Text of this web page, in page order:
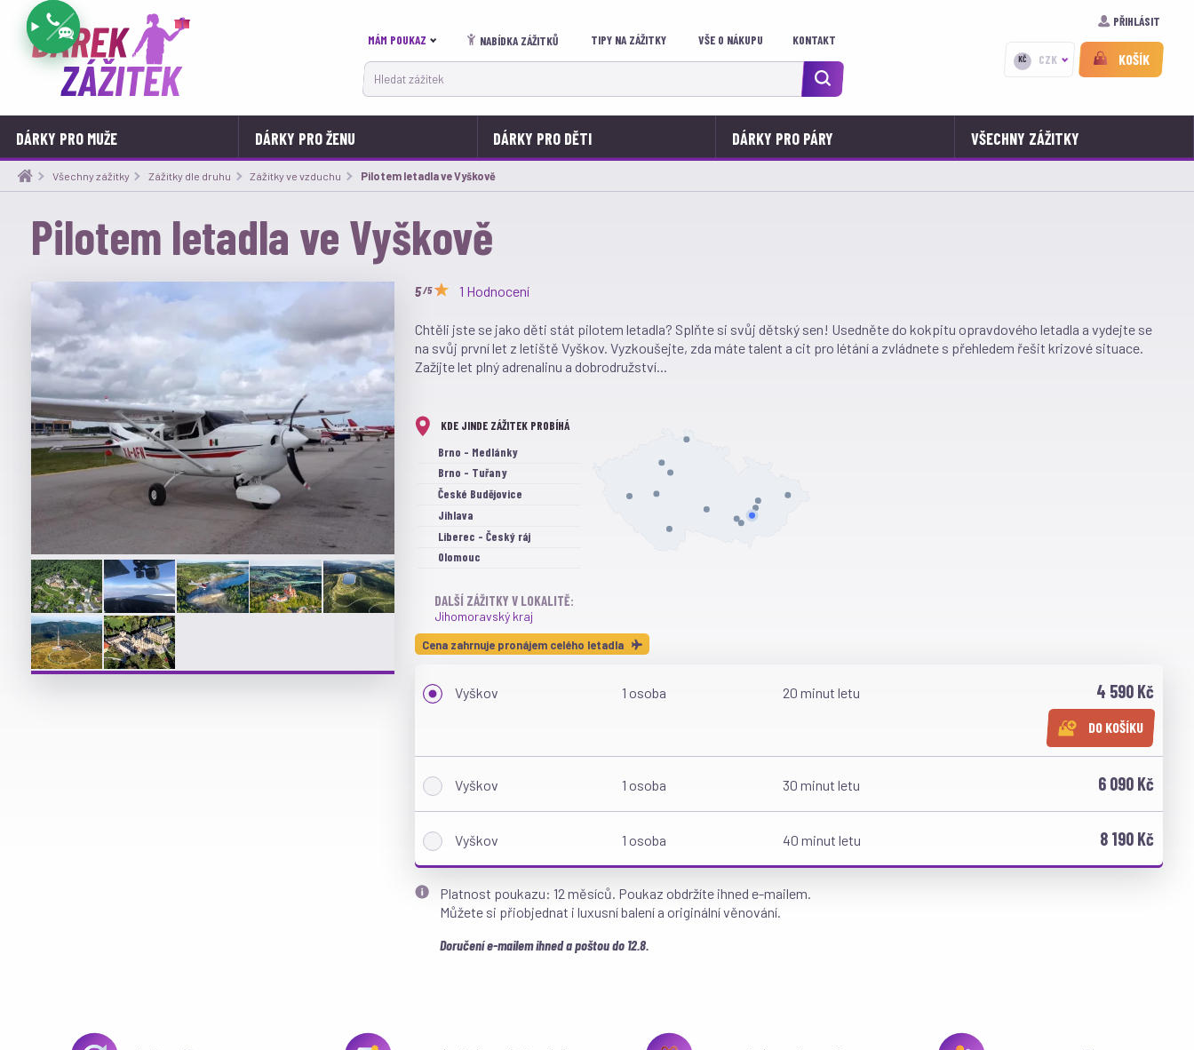
MÁM POUKAZ NABÍDKA ZÁŽITKŮ TIPY NA ZÁŽITKY VŠE O NÁKUPU KONTAKT
Hledat zážitek
PŘIHLÁSIT
KČ CZK KOŠÍK
DÁRKY PRO MUŽE DÁRKY PRO ŽENU DÁRKY PRO DĚTI DÁRKY PRO PÁRY VŠECHNY ZÁŽITKY
Všechny zážitky Zážitky dle druhu Zážitky ve vzduchu Aktuální:
Pilotem letadla ve Vyškově
Pilotem letadla ve Vyškově
/5 1 Hodnocení
Chtěli jste se jako děti stát pilotem letadla? Splňte si svůj dětský sen! Usedněte do kokpitu opravdového letadla a vydejte se
na svůj první let z letiště Vyškov. Vyzkoušejte, zda máte talent a cit pro létání a zvládnete s přehledem řešit krizové situace.
Zažíjte let plný adrenalinu a dobrodružství...
KDE JINDE ZÁŽITEK PROBÍHÁ
Brno - Medlánky
Brno - Tuřany
České Budějovice
Jihlava
Liberec - Český ráj
Olomouc
Plzeň
Praha
Příbram
Sazená
Vyškov
DALŠÍ ZÁŽITKY V LOKALITĚ:
Jihomoravský kraj
Cena zahrnuje pronájem celého letadla
Vyškov 1 osoba 20 minut letu 4 590 Kč
DO KOŠÍKU
Vyškov 1 osoba 30 minut letu 6 090 Kč
Vyškov 1 osoba 40 minut letu 8 190 Kč
Platnost poukazu: 12 měsíců. Poukaz obdržíte ihned e-mailem.
Můžete si přiobjednat i luxusní balení a originální věnování.
Doručení e-mailem ihned a poštou do 12.8.